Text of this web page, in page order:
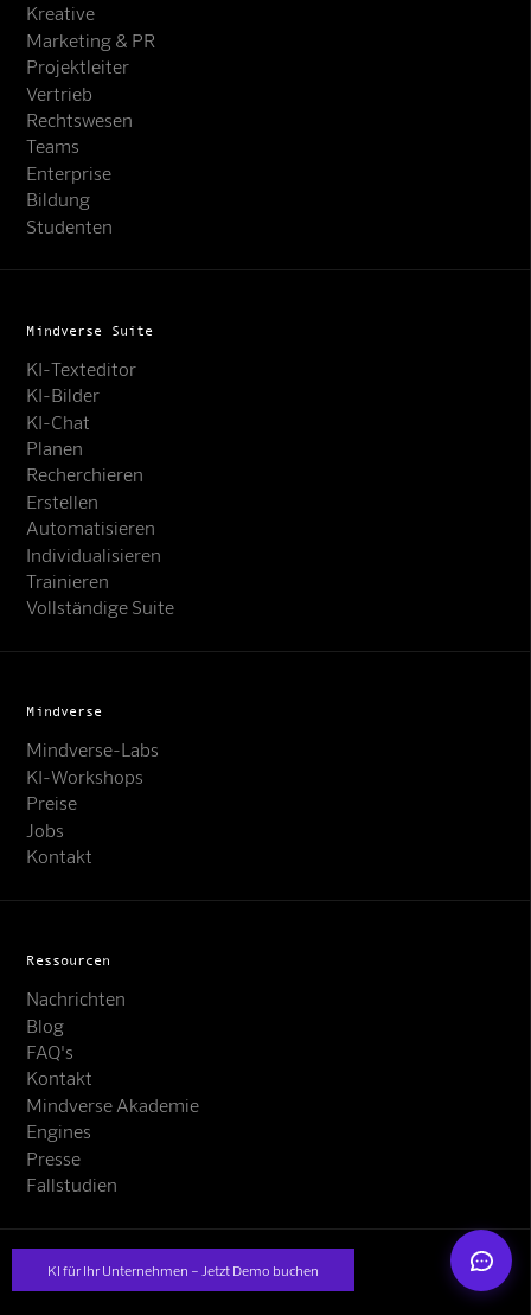
KI für Ihr Unternehmen – Jetzt Demo buchen
Online · KI-Assistent
Kreative
Marketing & PR
Projektleiter
Vertrieb
Rechtswesen
Teams
Enterprise
Bildung
Studenten
Mindverse Suite
KI-Texteditor
KI-Bilder
KI-Chat
Planen
Recherchieren
Erstellen
Automatisieren
Individualisieren
Trainieren
Vollständige Suite
Mindverse
Mindverse-Labs
KI-Workshops
Preise
Jobs
Kontakt
Ressourcen
Nachrichten
Blog
FAQ's
Kontakt
Mindverse Akademie
Engines
Presse
Fallstudien
©2025 Mindverse. Alle Rechte vorbehalten